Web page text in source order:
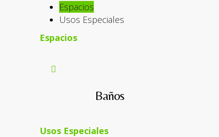
Espacios
Usos Especiales
Espacios
Baños
Usos Especiales